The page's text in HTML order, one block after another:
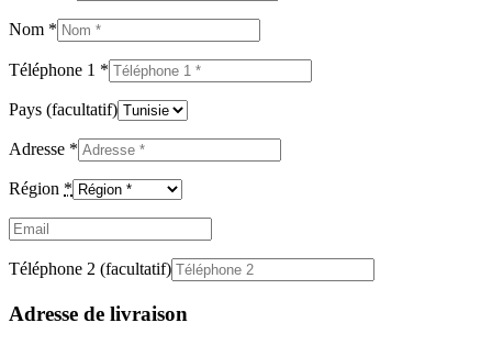
Nom *
Téléphone 1 *
Pays (facultatif)
Adresse *
Région *
Email
Téléphone 2 (facultatif)
Adresse de livraison